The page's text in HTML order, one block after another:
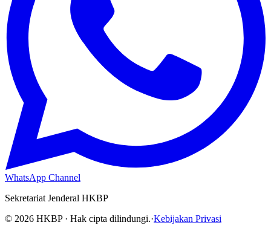
WhatsApp Channel
Sekretariat Jenderal HKBP
© 2026 HKBP · Hak cipta dilindungi.·Kebijakan Privasi